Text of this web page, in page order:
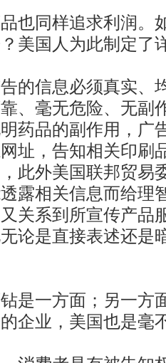
同样追求利润。如
美国人为此制定了
信息必须真实、
、毫无危险、无副
药品的副作用，广
址，告知相关印刷
此外美国联邦贸易
露相关信息而给理
关系到所宣传产品
论是直接表述还是
一方面；另一方
企业，美国也是毫